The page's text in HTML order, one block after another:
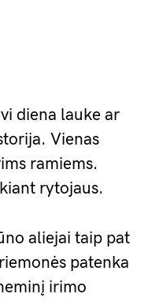
diena lauke ar
Vienas
ramiems.
rytojaus.
aliejai taip pat
patenka
irimo